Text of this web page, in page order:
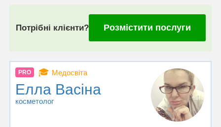
Потрібні клієнти? Розмістити послуги
PRO 🎓 Медосвіта
Елла Васiна
косметолог